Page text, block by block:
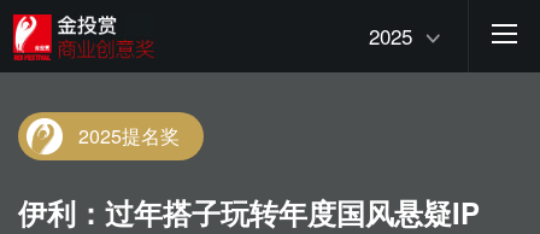
2025
2025提名奖
伊利：过年搭子玩转年度国风悬疑IP